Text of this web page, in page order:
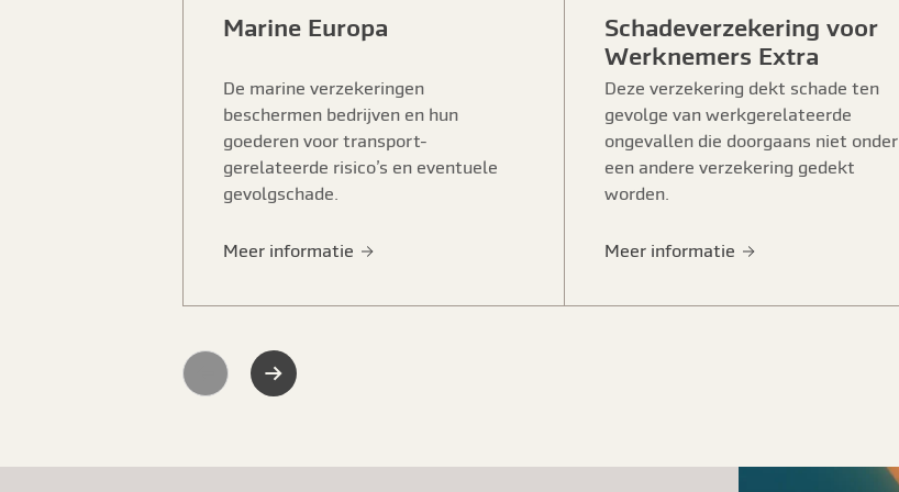
Marine Europa
De marine verzekeringen
beschermen bedrijven en hun
goederen voor transport-
gerelateerde risico’s en eventuele
gevolgschade.
Meer informatie
Schadeverzekering voor
Werknemers Extra
Deze verzekering dekt schade ten
gevolge van werkgerelateerde
ongevallen die doorgaans niet onder
een andere verzekering gedekt
worden.
Meer informatie
PreviousNext